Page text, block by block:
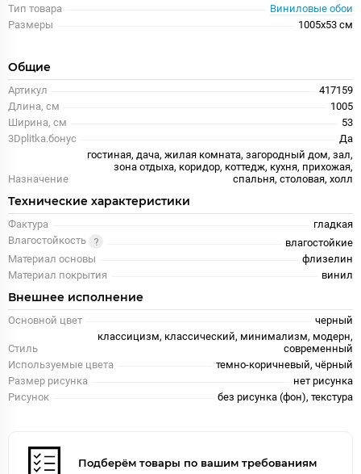
Тип товара
Виниловые обои
Размеры
1005x53 см
Общие
Артикул
417159
Длина, см
1005
Ширина, см
53
3Dplitka.бонус
Да
Назначение
гостиная, дача, жилая комната, загородный дом, зал,
зона отдыха, коридор, коттедж, кухня, прихожая,
спальня, столовая, холл
Технические характеристики
Фактура
гладкая
Влагостойкость
влагостойкие
Материал основы
флизелин
Материал покрытия
винил
Внешнее исполнение
Основной цвет черный
Стиль
классицизм, классический, минимализм, модерн,
современный
Используемые цвета
темно-коричневый, чёрный
Размер рисунка
нет рисунка
Рисунок
без рисунка (фон), текстура
Подберём товары по вашим требованиям